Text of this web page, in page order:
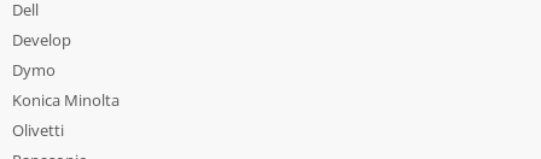
Dell
Develop
Dymo
Konica Minolta
Olivetti